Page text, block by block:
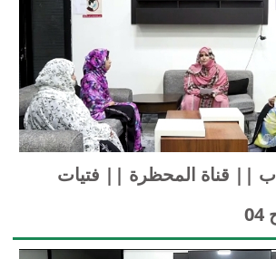
|| قناة المحظرة || فتيات